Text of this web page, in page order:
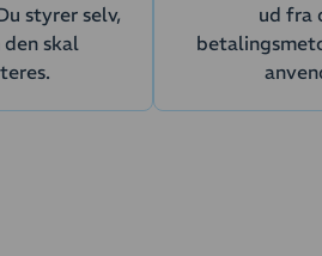
styrer selv,
skal
ud fra